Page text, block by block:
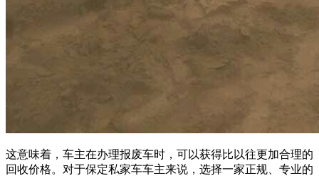
这意味着，车主在办理报废车时，可以获得比以往更加合理的
回收价格。对于保定私家车车主来说，选择一家正规、专业的